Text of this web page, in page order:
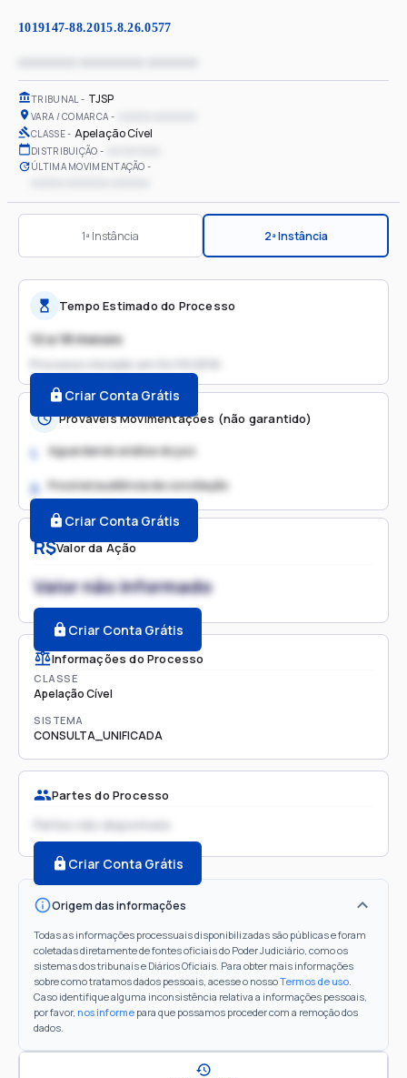
1019147-88.2015.8.26.0577
TRIBUNAL TJSP
VARA / COMARCA
CLASSE Apelação Cível
DISTRIBUIÇÃO
ÚLTIMA MOVIMENTAÇÃO
1ª Instância 2ª Instância
R$Valor da Ação
Valor não informado
Criar Conta Grátis
Informações do Processo
CLASSE
Apelação Cível
SISTEMA
CONSULTA_UNIFICADA
Partes do Processo
Partes não disponíveis
Criar Conta Grátis
Origem das informações
Todas as informações processuais disponibilizadas são públicas e foram
coletadas diretamente de fontes oficiais do Poder Judiciário, como os
sistemas dos tribunais e Diários Oficiais. Para obter mais informações
sobre como tratamos dados pessoais, acesse o nossoTermos de uso.
Caso identifique alguma inconsistência relativa a informações pessoais,
por favor, nos informe para que possamos proceder com a remoção dos
dados.
Tempo Estimado do Processo
12 a 18 meses
Processo iniciado em
Criar Conta Grátis
Prováveis Movimentações (não garantido)
1. Aguardando análise do juiz
2. Possível audiência de conciliação
Criar Conta Grátis